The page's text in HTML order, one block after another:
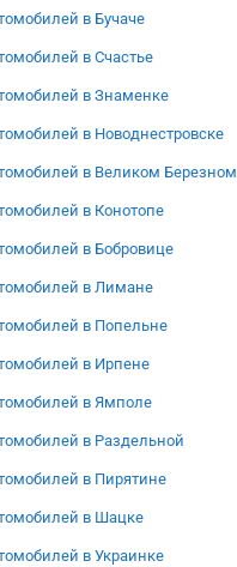
в Бучаче
в Счастье
в Знаменке
в Новоднестровске
в Великом Березном
в Конотопе
в Бобровице
в Лимане
в Попельне
в Ирпене
в Ямполе
в Раздельной
в Пирятине
в Шацке
в Украинке